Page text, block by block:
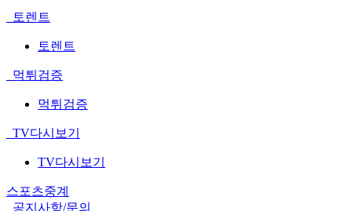
토렌트
토렌트
먹튀검증
먹튀검증
TV다시보기
TV다시보기
스포츠중계
공지사항/문의